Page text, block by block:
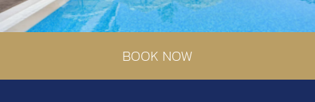
BOOK NOW